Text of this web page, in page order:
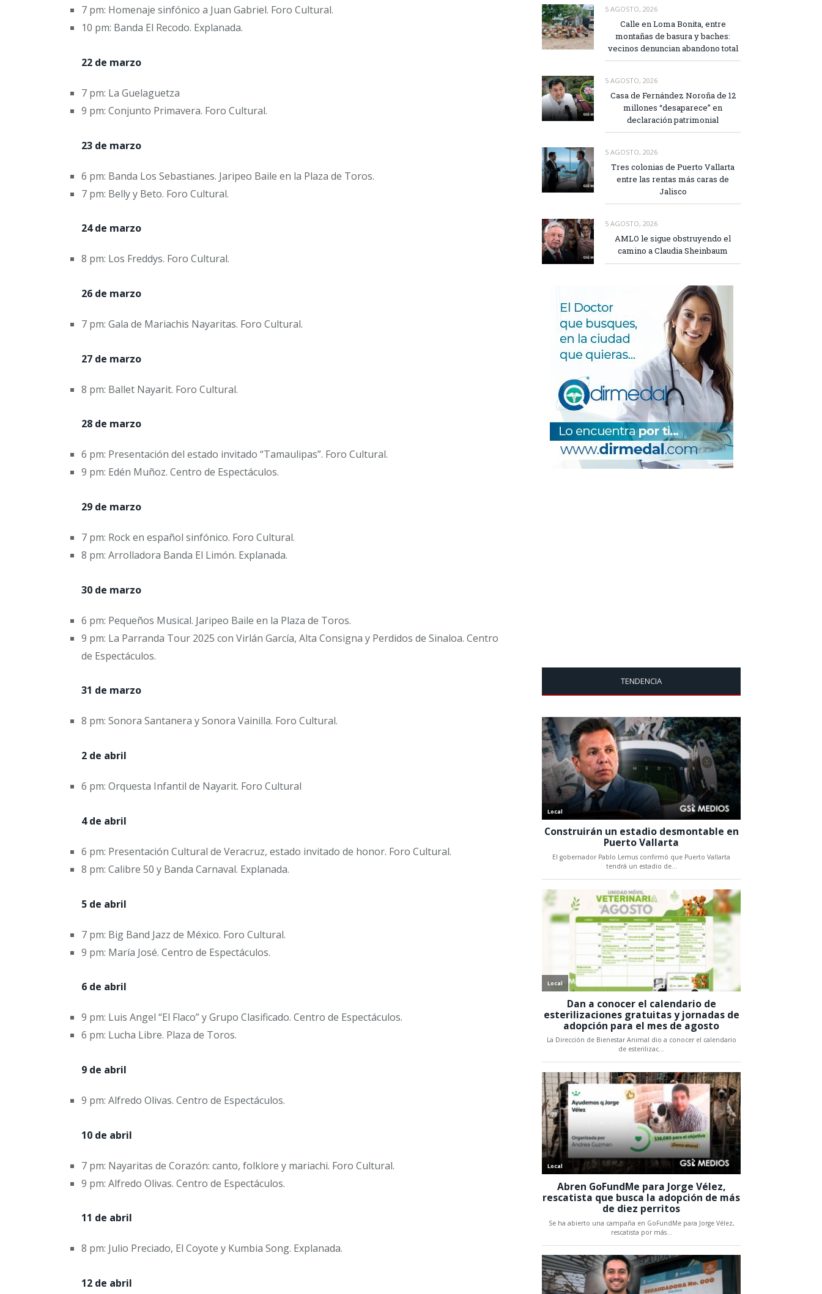
7 pm: Homenaje sinfónico a Juan Gabriel. Foro Cultural.
10 pm: Banda El Recodo. Explanada.
22 de marzo
7 pm: La Guelaguetza
9 pm: Conjunto Primavera. Foro Cultural.
23 de marzo
6 pm: Banda Los Sebastianes. Jaripeo Baile en la Plaza de Toros.
7 pm: Belly y Beto. Foro Cultural.
24 de marzo
8 pm: Los Freddys. Foro Cultural.
26 de marzo
7 pm: Gala de Mariachis Nayaritas. Foro Cultural.
27 de marzo
8 pm: Ballet Nayarit. Foro Cultural.
28 de marzo
6 pm: Presentación del estado invitado “Tamaulipas”. Foro Cultural.
9 pm: Edén Muñoz. Centro de Espectáculos.
29 de marzo
7 pm: Rock en español sinfónico. Foro Cultural.
8 pm: Arrolladora Banda El Limón. Explanada.
30 de marzo
6 pm: Pequeños Musical. Jaripeo Baile en la Plaza de Toros.
9 pm: La Parranda Tour 2025 con Virlán García, Alta Consigna y Perdidos de Sinaloa. Centro
de Espectáculos.
31 de marzo
8 pm: Sonora Santanera y Sonora Vainilla. Foro Cultural.
2 de abril
6 pm: Orquesta Infantil de Nayarit. Foro Cultural
4 de abril
6 pm: Presentación Cultural de Veracruz, estado invitado de honor. Foro Cultural.
8 pm: Calibre 50 y Banda Carnaval. Explanada.
5 de abril
7 pm: Big Band Jazz de México. Foro Cultural.
9 pm: María José. Centro de Espectáculos.
6 de abril
9 pm: Luis Angel “El Flaco” y Grupo Clasificado. Centro de Espectáculos.
6 pm: Lucha Libre. Plaza de Toros.
9 de abril
9 pm: Alfredo Olivas. Centro de Espectáculos.
10 de abril
7 pm: Nayaritas de Corazón: canto, folklore y mariachi. Foro Cultural.
9 pm: Alfredo Olivas. Centro de Espectáculos.
11 de abril
8 pm: Julio Preciado, El Coyote y Kumbia Song. Explanada.
12 de abril
5 AGOSTO, 2026
Calle en Loma Bonita, entre
montañas de basura y baches:
vecinos denuncian abandono total
5 AGOSTO, 2026
Casa de Fernández Noroña de 12
millones “desaparece” en
declaración patrimonial
5 AGOSTO, 2026
Tres colonias de Puerto Vallarta
entre las rentas más caras de
Jalisco
5 AGOSTO, 2026
AMLO le sigue obstruyendo el
camino a Claudia Sheinbaum
TENDENCIA